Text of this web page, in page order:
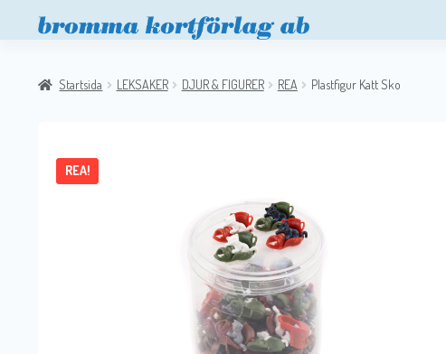
Startsida LEKSAKER DJUR & FIGURER REA Plastfigur Katt Sko
REA!